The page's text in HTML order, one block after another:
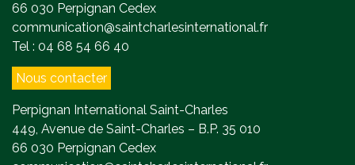
66 030 Perpignan Cedex
communication@saintcharlesinternational.fr
Tel : 04 68 54 66 40
Nous contacter
Perpignan International Saint-Charles
449, Avenue de Saint-Charles – B.P. 35 010
66 030 Perpignan Cedex